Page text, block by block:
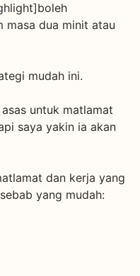
masa dua minit atau
mudah ini.
untuk matlamat
saya yakin ia akan
dan kerja yang
yang mudah: